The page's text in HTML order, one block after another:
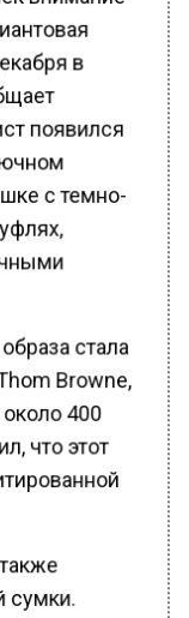
в
появился
с темно-
стала
Browne,
400
что этот
сумки.